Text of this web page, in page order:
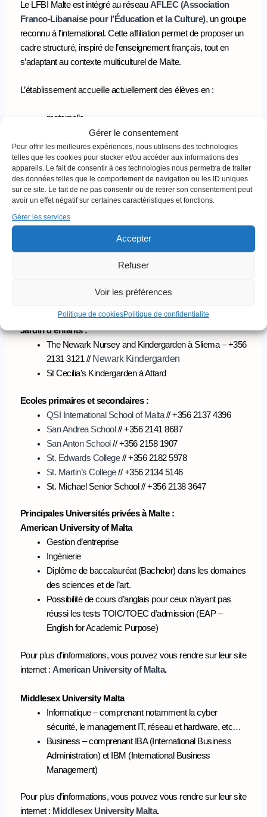
Gérer le consentement
Pour offrir les meilleures expériences, nous utilisons des technologies
telles que les cookies pour stocker et/ou accéder aux informations des
appareils. Le fait de consentir à ces technologies nous permettra de traiter
des données telles que le comportement de navigation ou les ID uniques
sur ce site. Le fait de ne pas consentir ou de retirer son consentement peut
avoir un effet négatif sur certaines caractéristiques et fonctions.
Gérer les services
Accepter
Refuser
Voir les préférences
Politique de cookiesPolitique de confidentialite
Le LFBI Malte est intégré au réseau AFLEC (Association
Franco-Libanaise pour l’Éducation et la Culture), un groupe
reconnu à l’international. Cette affiliation permet de proposer un
cadre structuré, inspiré de l’enseignement français, tout en
s’adaptant au contexte multiculturel de Malte.
L’établissement accueille actuellement des élèves en :
maternelle
collège (CNED)
Une montée en puissance progressive est prévue dans les
prochaines années.
Informations pratiques:
35, Triq Giorgio Mitrovich – Pembroke, Malte
Jardin d’enfants :
The Newark Nursey and Kindergarden à Sliema – +356
2131 3121 // Newark Kindergarden
St Cecilia’s Kindergarden à Attard
Ecoles primaires et secondaires :
QSI International School of Malta// +356 2137 4396
San Andrea School// +356 2141 8687
San Anton School// +356 2158 1907
St. Edwards College// +356 2182 5978
St. Martin’s College// +356 2134 5146
St. Michael Senior School // +356 2138 3647
Principales Universités privées à Malte :
American University of Malta
Gestion d’entreprise
Ingénierie
Diplôme de baccalauréat (Bachelor) dans les domaines
des sciences et de l’art.
Possibilité de cours d’anglais pour ceux n’ayant pas
réussi les tests TOIC/TOEC d’admission (EAP –
English for Academic Purpose)
Pour plus d’informations, vous pouvez vous rendre sur leur site
internet :American University of Malta.
Middlesex University Malta
Informatique – comprenant notamment la cyber
sécurité, le management IT, réseau et hardware, etc…
Business – comprenant IBA (International Business
Administration) et IBM (International Business
Management)
Pour plus d’informations, vous pouvez vous rendre sur leur site
internet : Middlesex University Malta.